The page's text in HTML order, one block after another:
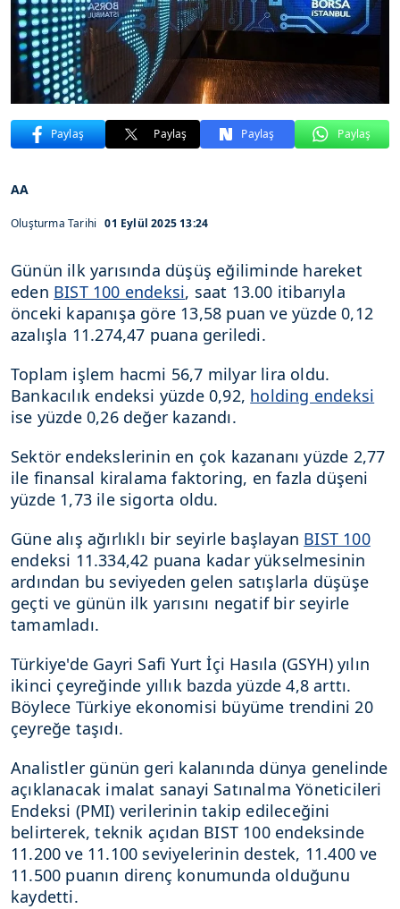
Paylaş Paylaş Paylaş Paylaş
AA
Oluşturma Tarihi 01 Eylül 2025 13:24
Günün ilk yarısında düşüş eğiliminde hareket
eden BIST 100 endeksi, saat 13.00 itibarıyla
önceki kapanışa göre 13,58 puan ve yüzde 0,12
azalışla 11.274,47 puana geriledi.
Toplam işlem hacmi 56,7 milyar lira oldu.
Bankacılık endeksi yüzde 0,92, holding endeksi
ise yüzde 0,26 değer kazandı.
Sektör endekslerinin en çok kazananı yüzde 2,77
ile finansal kiralama faktoring, en fazla düşeni
yüzde 1,73 ile sigorta oldu.
Güne alış ağırlıklı bir seyirle başlayan BIST 100
endeksi 11.334,42 puana kadar yükselmesinin
ardından bu seviyeden gelen satışlarla düşüşe
geçti ve günün ilk yarısını negatif bir seyirle
tamamladı.
Türkiye'de Gayri Safi Yurt İçi Hasıla (GSYH) yılın
ikinci çeyreğinde yıllık bazda yüzde 4,8 arttı.
Böylece Türkiye ekonomisi büyüme trendini 20
çeyreğe taşıdı.
Analistler günün geri kalanında dünya genelinde
açıklanacak imalat sanayi Satınalma Yöneticileri
Endeksi (PMI) verilerinin takip edileceğini
belirterek, teknik açıdan BIST 100 endeksinde
11.200 ve 11.100 seviyelerinin destek, 11.400 ve
11.500 puanın direnç konumunda olduğunu
kaydetti.